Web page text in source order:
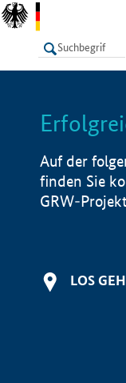
LISTE
Auf der
finden Sie
GRW-
LOS